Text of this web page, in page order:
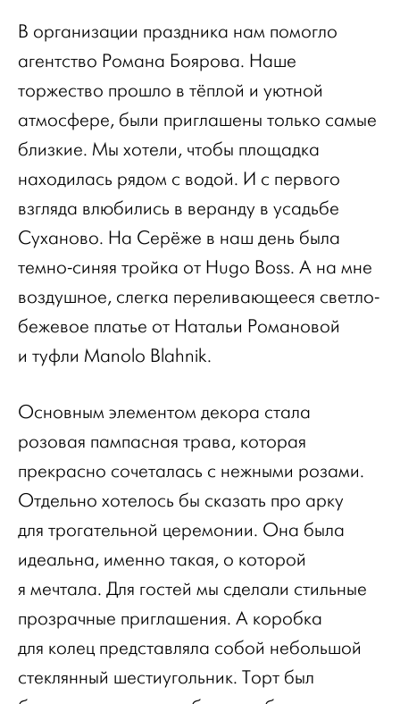
В организации праздника нам помогло
агентство Романа Боярова. Наше
торжество прошло в тёплой и уютной
атмосфере, были приглашены только самые
близкие. Мы хотели, чтобы площадка
находилась рядом с водой. И с первого
взгляда влюбились в веранду в усадьбе
Суханово. На Серёже в наш день была
темно-синяя тройка от Hugo Boss. А на мне
воздушное, слегка переливающееся светло-
бежевое платье от Натальи Романовой
и туфли Manolo Blahnik.
Основным элементом декора стала
розовая пампасная трава, которая
прекрасно сочеталась с нежными розами.
Отдельно хотелось бы сказать про арку
для трогательной церемонии. Она была
идеальна, именно такая, о которой
я мечтала. Для гостей мы сделали стильные
прозрачные приглашения. А коробка
для колец представляла собой небольшой
стеклянный шестиугольник. Торт был